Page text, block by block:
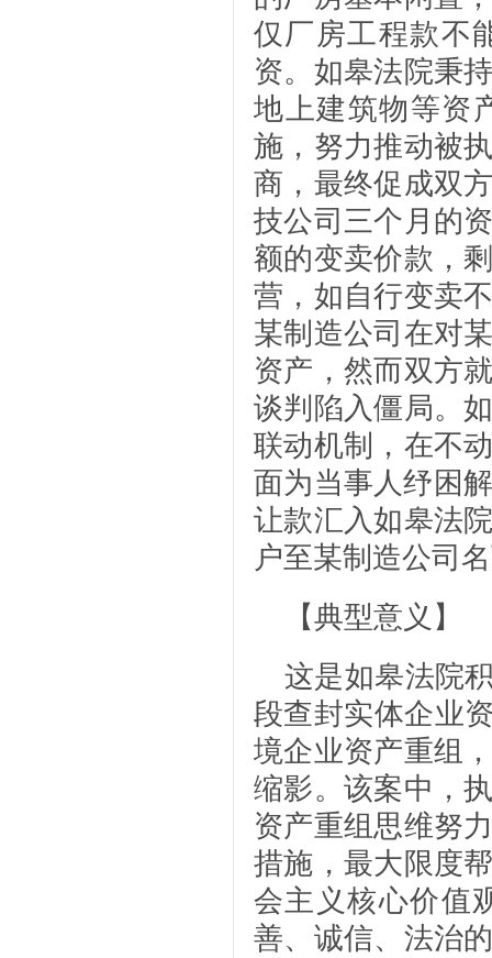
仅厂房工程款不
资。如皋法院秉
地上建筑物等资
施，努力推动被
商，最终促成双
技公司三个月的
额的变卖价款，
营，如自行变卖
某制造公司在对
资产，然而双方
谈判陷入僵局。
联动机制，在不
面为当事人纾困
让款汇入如皋法
户至某制造公司
【典型意义】
这是如皋法院
段查封实体企业
境企业资产重组
缩影。该案中，
资产重组思维努
措施，最大限度
会主义核心价值
善、诚信、法治